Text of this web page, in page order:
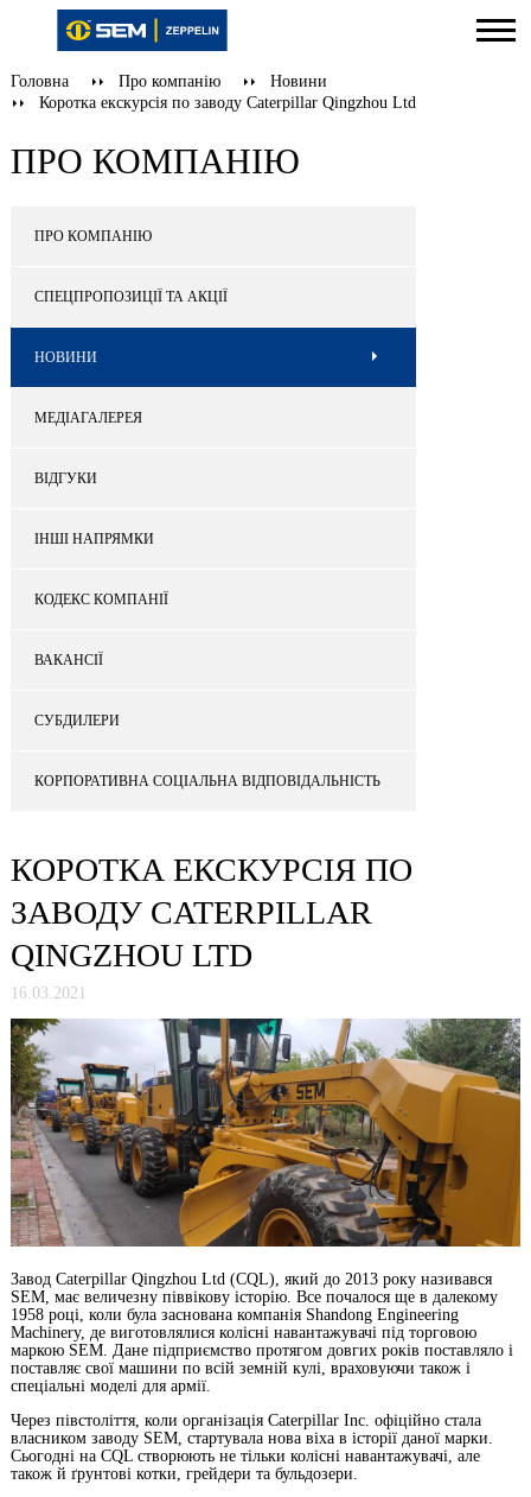
Головна Про компанію
Новини
Коротка екскурсія по заводу Caterpillar Qingzhou Ltd
ПРО КОМПАНІЮ
ПРО КОМПАНІЮ
СПЕЦПРОПОЗИЦІЇ ТА АКЦІЇ
НОВИНИ
МЕДІАГАЛЕРЕЯ
ВІДГУКИ
ІНШІ НАПРЯМКИ
КОДЕКС КОМПАНІЇ
ВАКАНСІЇ
СУБДИЛЕРИ
КОРПОРАТИВНА СОЦІАЛЬНА ВІДПОВІДАЛЬНІСТЬ
КОРОТКА ЕКСКУРСІЯ ПО
ЗАВОДУ CATERPILLAR
QINGZHOU LTD
16.03.2021
Завод Caterpillar Qingzhou Ltd (CQL), який до 2013 року називався
SEM, має величезну піввікову історію. Все почалося ще в далекому
1958 році, коли була заснована компанія Shandong Engineering
Machinery, де виготовлялися колісні навантажувачі під торговою
маркою SEM. Дане підприємство протягом довгих років поставляло і
поставляє свої машини по всій земній кулі, враховуючи також і
спеціальні моделі для армії.
Через півстоліття, коли організація Caterpillar Inc. офіційно стала
власником заводу SEM, стартувала нова віха в історії даної марки.
Сьогодні на CQL створюють не тільки колісні навантажувачі, але
також й ґрунтові котки, грейдери та бульдозери.